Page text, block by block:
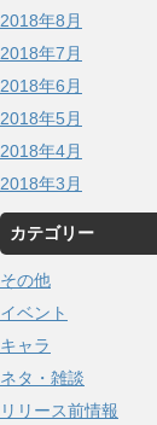
2018年8月
2018年7月
2018年6月
2018年5月
2018年4月
2018年3月
カテゴリー
その他
イベント
キャラ
ネタ・雑談
リリース前情報